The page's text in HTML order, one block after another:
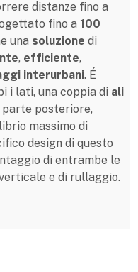
distanze fino a
fino a 100
una soluzione di
, efficiente,
interurbani. É
i lati, una coppia di ali
parte posteriore,
massimo di
design di questo
di entrambe le
e di rullaggio.